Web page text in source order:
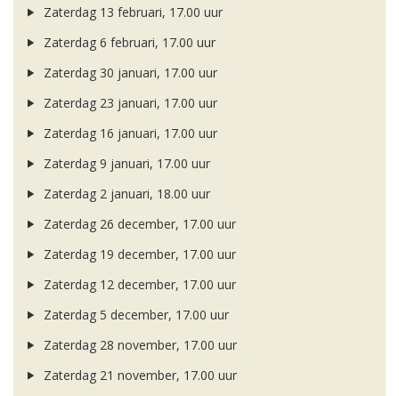
Zaterdag 13 februari, 17.00 uur
Zaterdag 6 februari, 17.00 uur
Zaterdag 30 januari, 17.00 uur
Zaterdag 23 januari, 17.00 uur
Zaterdag 16 januari, 17.00 uur
Zaterdag 9 januari, 17.00 uur
Zaterdag 2 januari, 18.00 uur
Zaterdag 26 december, 17.00 uur
Zaterdag 19 december, 17.00 uur
Zaterdag 12 december, 17.00 uur
Zaterdag 5 december, 17.00 uur
Zaterdag 28 november, 17.00 uur
Zaterdag 21 november, 17.00 uur